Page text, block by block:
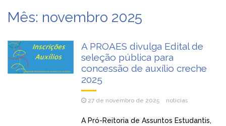
Mês: novembro 2025
A PROAES divulga Edital de
seleção pública para
concessão de auxílio creche
2025
27 de novembro de 2025 noticias
A Pró-Reitoria de Assuntos Estudantis,